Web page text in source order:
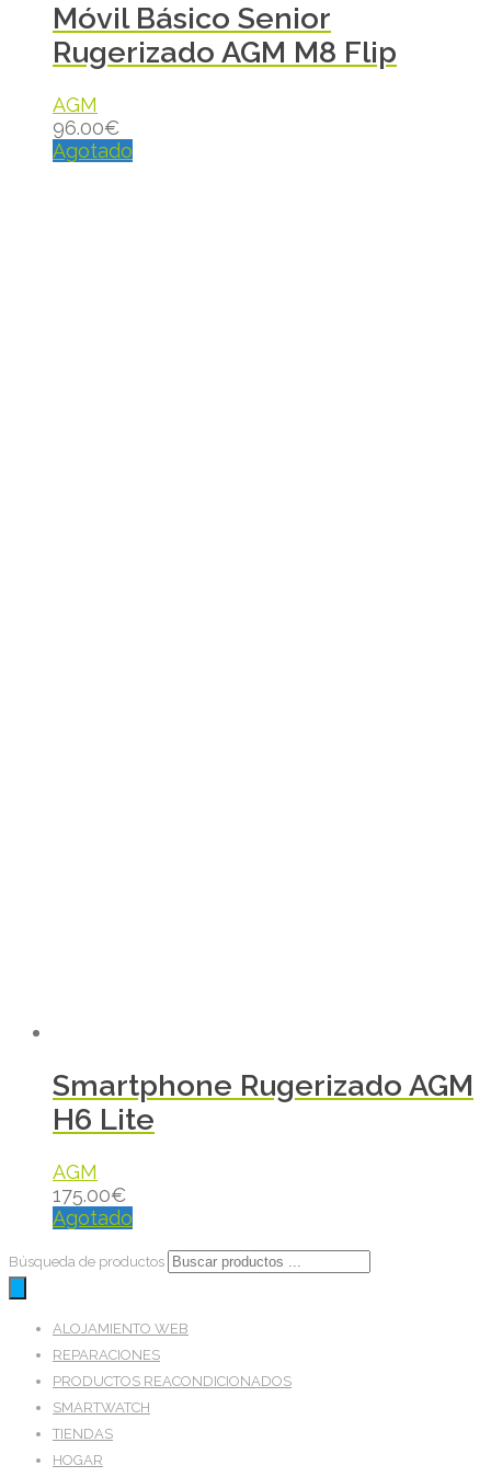
Móvil Básico Senior
Rugerizado AGM M8 Flip
AGM
96.00€
Agotado
Smartphone Rugerizado AGM
H6 Lite
AGM
175.00€
Agotado
Búsqueda de productos
ALOJAMIENTO WEB
REPARACIONES
PRODUCTOS REACONDICIONADOS
SMARTWATCH
TIENDAS
HOGAR